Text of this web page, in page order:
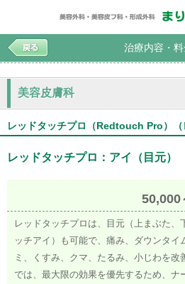
治療内容・料
美容皮膚科
レッドタッチプロ（Redtouch Pro）（
レッドタッチプロ：アイ（目元）
50,000
レッドタッチプロは、目元（上まぶた、
ッチアイ）も可能で、痛み、ダウンタイ
ミ、くすみ、クマ、たるみ、小じわを改
では、最大限の効果を優先するため、ナ